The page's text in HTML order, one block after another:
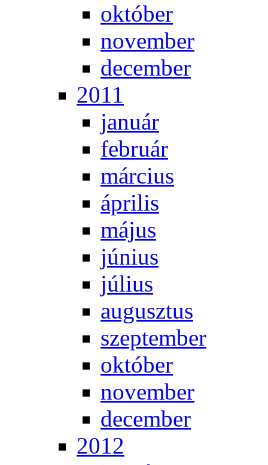
ok­tó­ber
no­vem­ber
de­cem­ber
2011
ja­nu­ár
feb­ru­ár
már­ci­us
áp­ri­lis
má­jus
jú­ni­us
jú­li­us
au­gusz­tus
szep­tem­ber
ok­tó­ber
no­vem­ber
de­cem­ber
2012